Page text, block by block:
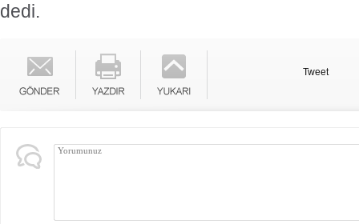
dedi.
Tweet